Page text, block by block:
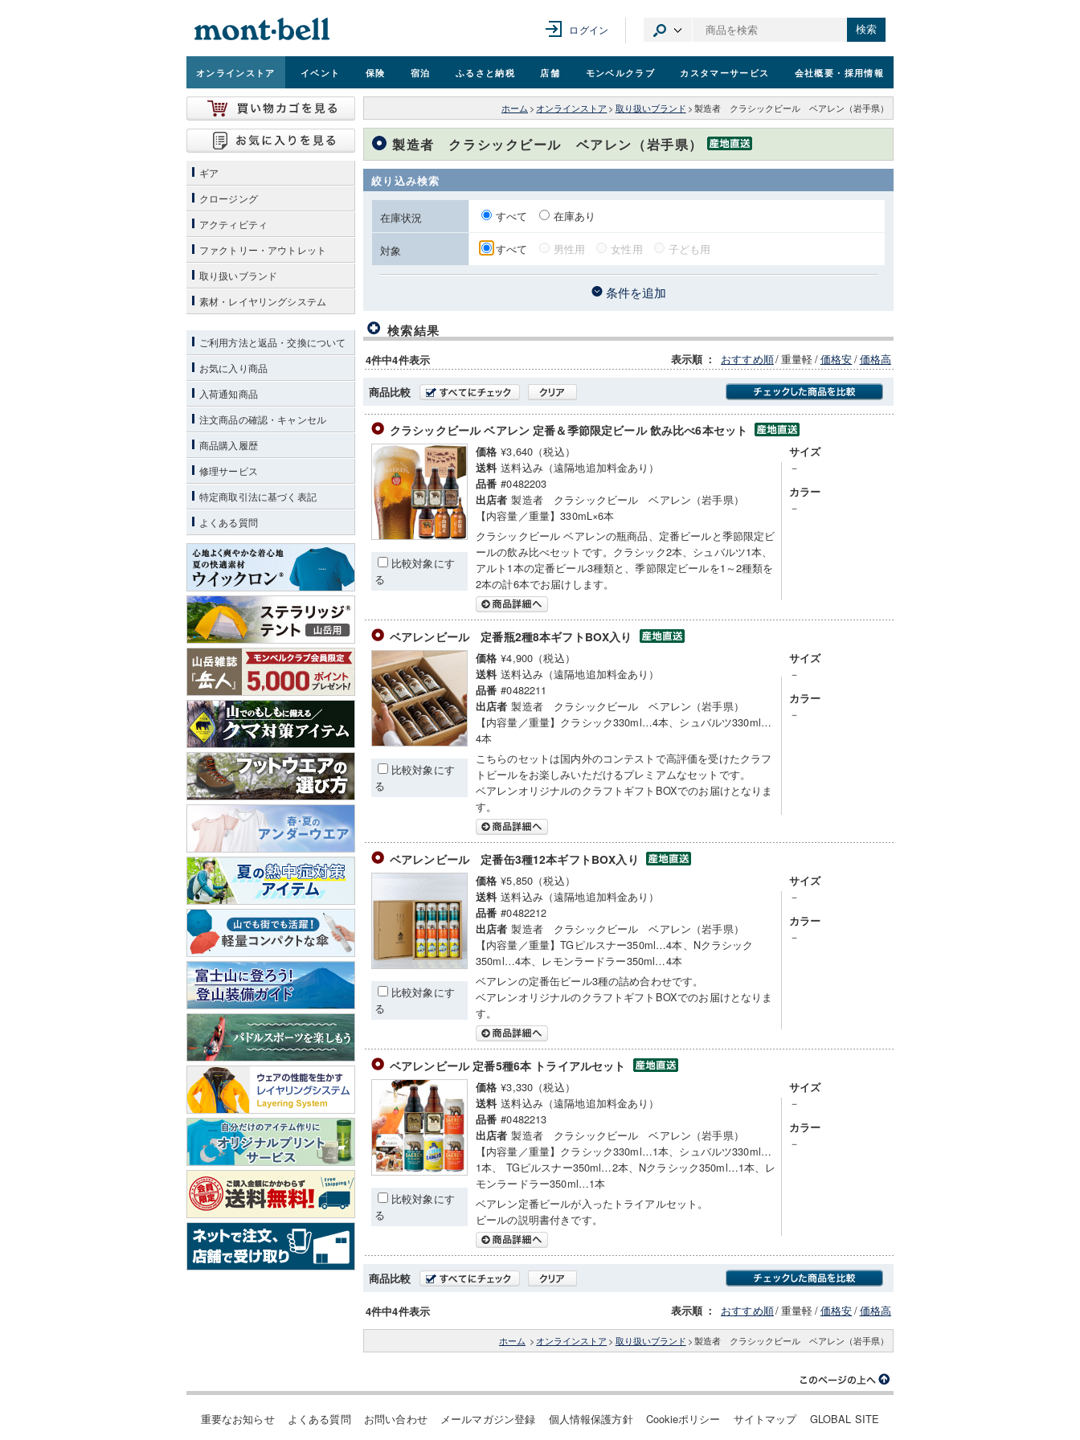
ログイン 検索
オンラインストア イベント 保険 宿泊 ふるさと納税 店舗 モンベルクラブ カスタマーサービス 会社概要 ・採用情報
ホーム > オンラインストア > 取り扱いブランド > 製造者 クラシックビール ベアレン（岩手県）
製造者 クラシックビール ベアレン（岩手県）
絞り込み検索
在庫状況 すべて 在庫あり
対象 すべて 男性用 女性用 子ども用
条件を追加
検索結果
4件中4件表示 表示順 ： おすすめ順/重量軽/価格安/価格高
商品比較
商品にのみフォーカスする
クラシックビール ベアレン 定番＆季節限定ビール 飲み比べ6本セット
比較対象にす
る
価格 ¥3,640（税込）
送料 送料込み（遠隔地追加料金あり）
品番 #0482203
出店者 製造者 クラシックビール ベアレン（岩手県）
【内容量／重量】330mL×6本
クラシックビール ベアレンの瓶商品、定番ビールと季節限定ビ
ールの飲み比べセットです。クラシック2本、シュバルツ1本、
アルト1本の定番ビール3種類と、季節限定ビールを1～2種類を
2本の計6本でお届けします。
サイズ
－
カラー
－
ベアレンビール 定番瓶2種8本ギフトBOX入り
比較対象にす
る
価格 ¥4,900（税込）
送料 送料込み（遠隔地追加料金あり）
品番 #0482211
出店者 製造者 クラシックビール ベアレン（岩手県）
【内容量／重量】クラシック330ml…4本、シュバルツ330ml…
4本
こちらのセットは国内外のコンテストで高評価を受けたクラフ
トビールをお楽しみいただけるプレミアムなセットです。
ベアレンオリジナルのクラフトギフトBOXでのお届けとなりま
す。
サイズ
－
カラー
－
ベアレンビール 定番缶3種12本ギフトBOX入り
比較対象にす
る
価格 ¥5,850（税込）
送料 送料込み（遠隔地追加料金あり）
品番 #0482212
出店者 製造者 クラシックビール ベアレン（岩手県）
【内容量／重量】TGピルスナー350ml…4本、Nクラシック
350ml…4本、レモンラードラー350ml…4本
ベアレンの定番缶ビール3種の詰め合わせです。
ベアレンオリジナルのクラフトギフトBOXでのお届けとなりま
す。
サイズ
－
カラー
－
ベアレンビール 定番5種6本 トライアルセット
比較対象にす
る
価格 ¥3,330（税込）
送料 送料込み（遠隔地追加料金あり）
品番 #0482213
出店者 製造者 クラシックビール ベアレン（岩手県）
【内容量／重量】クラシック330ml…1本、シュバルツ330ml…
1本、 TGピルスナー350ml…2本、Nクラシック350ml…1本、レ
モンラードラー350ml…1本
ベアレン定番ビールが入ったトライアルセット。
ビールの説明書付きです。
サイズ
－
カラー
－
商品比較
4件中4件表示 表示順 ： おすすめ順/重量軽/価格安/価格高
ホーム > オンラインストア > 取り扱いブランド > 製造者 クラシックビール ベアレン（岩手県）
ギア
クロージング
アクティビティ
ファクトリー・アウトレット
取り扱いブランド
素材・レイヤリングシステム
ご利用方法と返品・交換について
お気に入り商品
入荷通知商品
注文商品の確認・キャンセル
商品購入履歴
修理サービス
特定商取引法に基づく表記
よくある質問
重要なお知らせ よくある質問 お問い合わせ メールマガジン登録 個人情報保護方針 Cookieポリシー サイトマップ GLOBAL SITE